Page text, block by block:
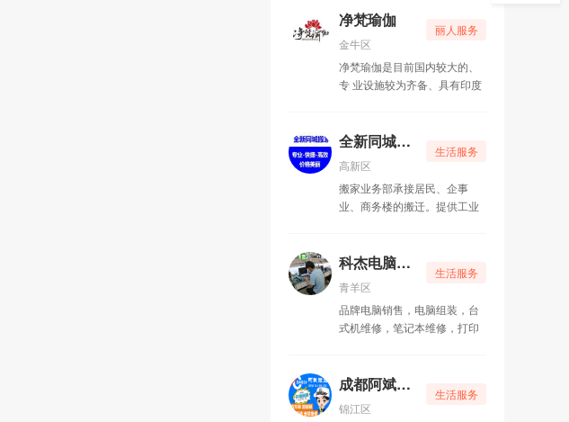
的安心包（里面都是免费的一
次性消耗品）、国际一线品牌
化妆品等等，雅云团队都做了
精心的调研挑选与配备。
丽人服务
净梵瑜伽
金牛区
净梵瑜伽是目前国内较大的、
专 业设施较为齐备、具有印度
生活服务
全新同城搬家
高新区
搬家业务部承接居民、企事
业、商务楼的搬迁。提供工业
具、以及管道疏通等配套服
务。 空调业务部承接新风
系统设计、通风管道制作、分
体空调安装、维修、冷库设计
安装电动机、发电机维修、绕
翻新、地板打蜡、灯具清洗、
家电清洁、开荒保洁瓷砖美缝
生活服务
科杰电脑维修
青羊区
品牌电脑销售，电脑组装，台
式机维修，笔记本维修，打印
控上门维修，网络上门维护，
做您身边的IT服务专家 。
生活服务
成都阿斌锁业
锦江区